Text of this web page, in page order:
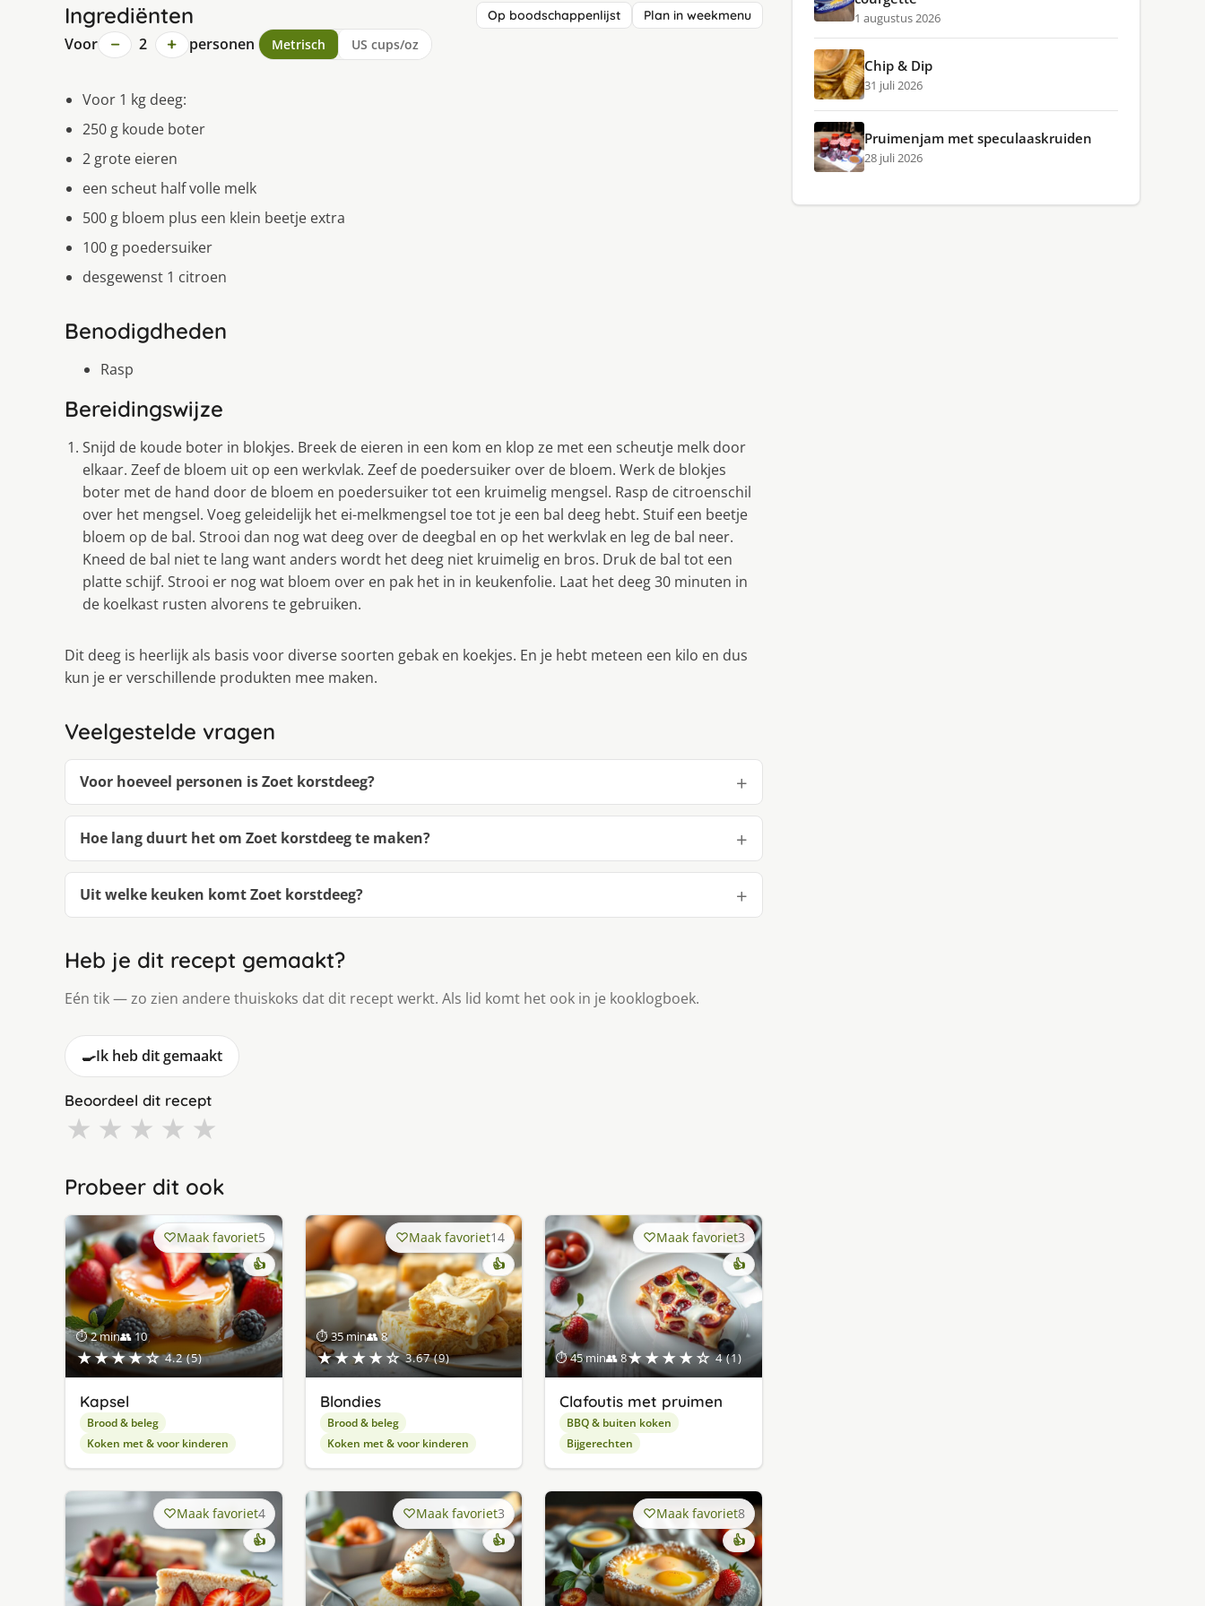
Ingrediënten Op boodschappenlijst Plan in weekmenu
Voor − 2 + personen Metrisch US cups/oz
Voor 1 kg deeg:
250 g koude boter
2 grote eieren
een scheut half volle melk
500 g bloem plus een klein beetje extra
100 g poedersuiker
desgewenst 1 citroen
Benodigdheden
Rasp
Bereidingswijze
Snijd de koude boter in blokjes. Breek de eieren in een kom en klop ze met een scheutje melk door
elkaar. Zeef de bloem uit op een werkvlak. Zeef de poedersuiker over de bloem. Werk de blokjes
boter met de hand door de bloem en poedersuiker tot een kruimelig mengsel. Rasp de citroenschil
over het mengsel. Voeg geleidelijk het ei-melkmengsel toe tot je een bal deeg hebt. Stuif een beetje
bloem op de bal. Strooi dan nog wat deeg over de deegbal en op het werkvlak en leg de bal neer.
Kneed de bal niet te lang want anders wordt het deeg niet kruimelig en bros. Druk de bal tot een
platte schijf. Strooi er nog wat bloem over en pak het in in keukenfolie. Laat het deeg 30 minuten in
de koelkast rusten alvorens te gebruiken.
Dit deeg is heerlijk als basis voor diverse soorten gebak en koekjes. En je hebt meteen een kilo en dus
kun je er verschillende produkten mee maken.
Veelgestelde vragen
Voor hoeveel personen is Zoet korstdeeg?
Hoe lang duurt het om Zoet korstdeeg te maken?
Uit welke keuken komt Zoet korstdeeg?
Heb je dit recept gemaakt?
Eén tik — zo zien andere thuiskoks dat dit recept werkt. Als lid komt het ook in je kooklogboek.
🍳Ik heb dit gemaakt
Beoordeel dit recept
★ ★ ★ ★ ★
Probeer dit ook
⏱ 2 min👥 10
★★★★☆ 4.2 (5)
Maak favoriet5
👍
Kapsel
Brood & beleg
Koken met & voor kinderen
⏱ 35 min👥 8
★★★★☆ 3.67 (9)
Maak favoriet14
👍
Blondies
Brood & beleg
Koken met & voor kinderen
⏱ 45 min👥 8★★★★☆ 4 (1)
Maak favoriet3
👍
Clafoutis met pruimen
BBQ & buiten koken
Bijgerechten
Maak favoriet4
👍
Maak favoriet3
👍
Maak favoriet8
👍
1 augustus 2026
Chip & Dip
31 juli 2026
Pruimenjam met speculaaskruiden
28 juli 2026